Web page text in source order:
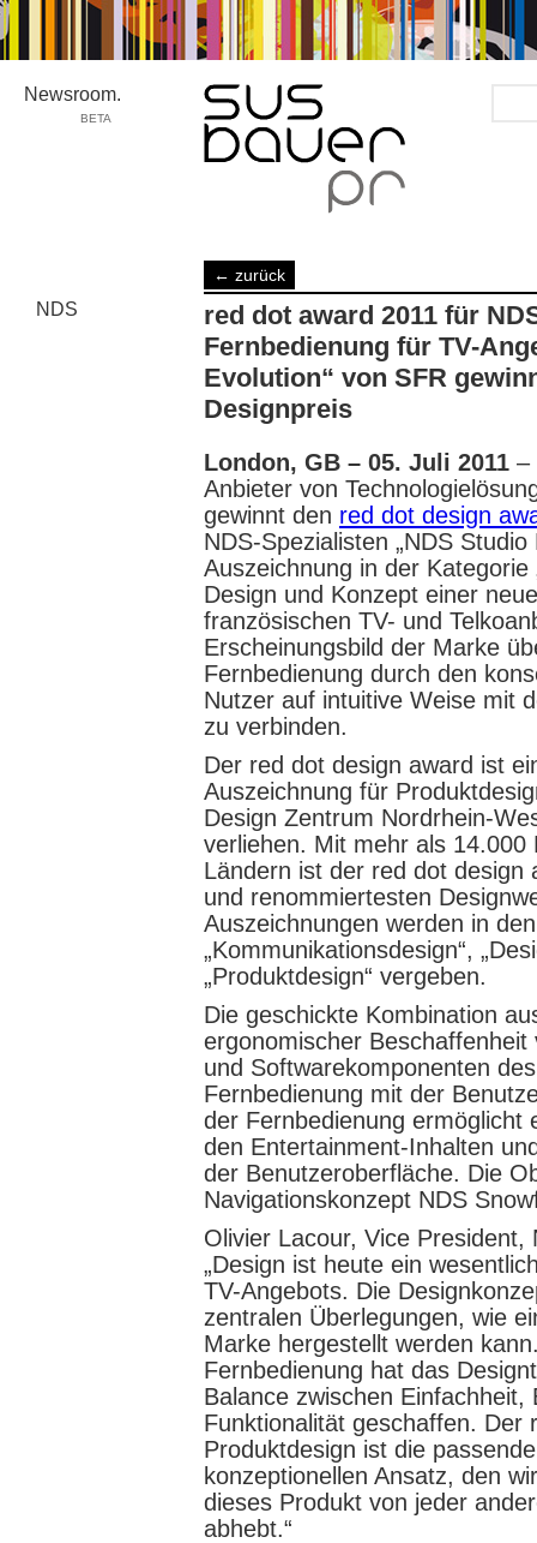
Newsroom.
BETA
alle
Sprachen
← zurück
NDS
red dot award 2011 für
Fernbedienung für TV-
Evolution“ von SFR
Designpreis
London, GB – 05. Juli 2011 –
Anbieter von
gewinnt den red dot design
NDS-Spezialisten „NDS
Auszeichnung in der Kategorie
Design und Konzept einer
französischen TV- und
Erscheinungsbild der Marke
Fernbedienung durch den
Nutzer auf intuitive Weise mit
zu verbinden.
Der red dot design award ist
Auszeichnung für
Design Zentrum Nordrhein-
verliehen. Mit mehr als 14.000
Ländern ist der red dot design
und renommiertesten
Auszeichnungen werden in
„Kommunikationsdesign“,
„Produktdesign“ vergeben.
Die geschickte Kombination
ergonomischer
und Softwarekomponenten
Fernbedienung mit der
der Fernbedienung ermöglicht
den Entertainment-Inhalten
der Benutzeroberfläche. Die
Navigationskonzept NDS
Olivier Lacour, Vice President,
„Design ist heute ein
TV-Angebots. Die
zentralen Überlegungen, wie
Marke hergestellt werden
Fernbedienung hat das
Balance zwischen
Funktionalität geschaffen. Der
Produktdesign ist die
konzeptionellen Ansatz, den
dieses Produkt von jeder
abhebt.“